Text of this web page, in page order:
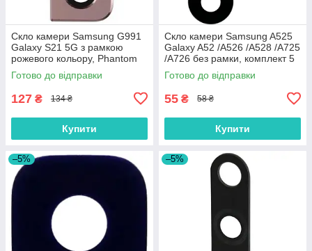
Скло камери Samsung G991
Galaxy S21 5G з рамкою
рожевого кольору, Phantom
Pink /Phantom Violet /Phantom
Red
Готово до відправки
127 ₴ 134 ₴
Купити
Скло камери Samsung A525
Galaxy A52 /A526 /A528 /A725
/A726 без рамки, комплект 5
шт.
Готово до відправки
55 ₴ 58 ₴
Купити
–5% –5%